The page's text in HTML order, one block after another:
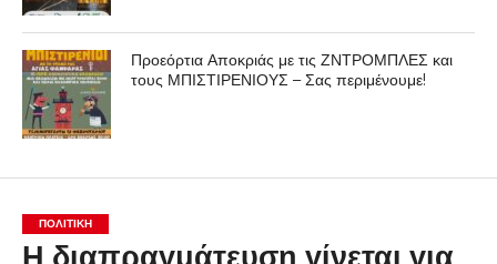
Προεόρτια Αποκριάς με τις ΖΝΤΡΟΜΠΛΕΣ και
τους ΜΠΙΣΤΙΡΕΝΙΟΥΣ – Σας περιμένουμε!
ΠΟΛΙΤΙΚΉ